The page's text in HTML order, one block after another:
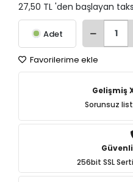
27,50 TL 'den başlayan
Adet
Favorilerime ekle
Gelişmiş
Sorunsuz
256bit SSL